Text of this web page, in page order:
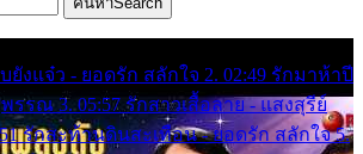
ยังแจ๋ว - ยอดรัก สลักใจ 2. 02:49 รักมาห้าปี
รรณ 3. 05:57 รักสาวเสื้อลาย - แสงสุรีย์
รักสะท้านดินสะเทือน - ยอดรัก สลักใจ 5.